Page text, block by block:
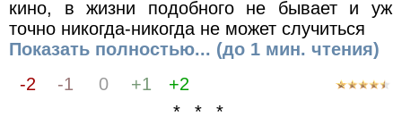
кино, в жизни подобного не бывает и уж
точно никогда-никогда не может случиться
Показать полностью... (до 1 мин. чтения)
-2
-1 0 +1
+2
* * *